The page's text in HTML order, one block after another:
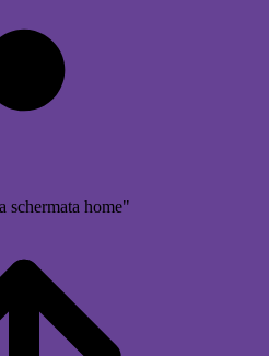
schermata home"